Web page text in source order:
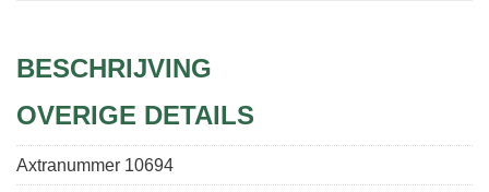
BESCHRIJVING
OVERIGE DETAILS
Axtranummer 10694